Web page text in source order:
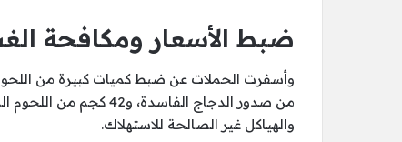
ضبط الأسعار ومكافحة
والهياكل غير الصالحة للاستهلاك.